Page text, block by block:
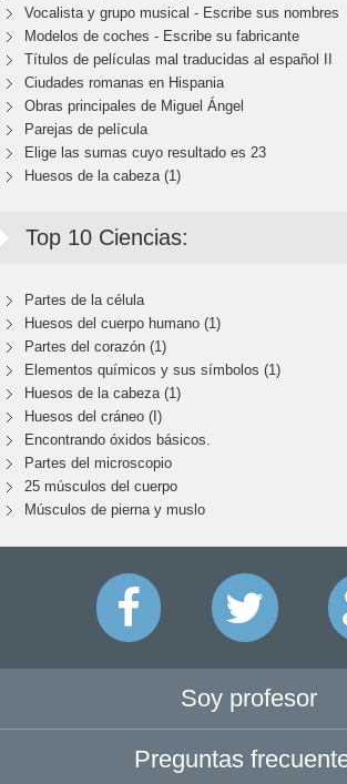
Vocalista y grupo musical - Escribe sus nombres
Modelos de coches - Escribe su fabricante
Títulos de películas mal traducidas al español II
Ciudades romanas en Hispania
Obras principales de Miguel Ángel
Parejas de película
Elige las sumas cuyo resultado es 23
Huesos de la cabeza (1)
Top 10 Ciencias:
Partes de la célula
Huesos del cuerpo humano (1)
Partes del corazón (1)
Elementos químicos y sus símbolos (1)
Huesos de la cabeza (1)
Huesos del cráneo (I)
Encontrando óxidos básicos.
Partes del microscopio
25 músculos del cuerpo
Músculos de pierna y muslo
Soy profesor
Preguntas